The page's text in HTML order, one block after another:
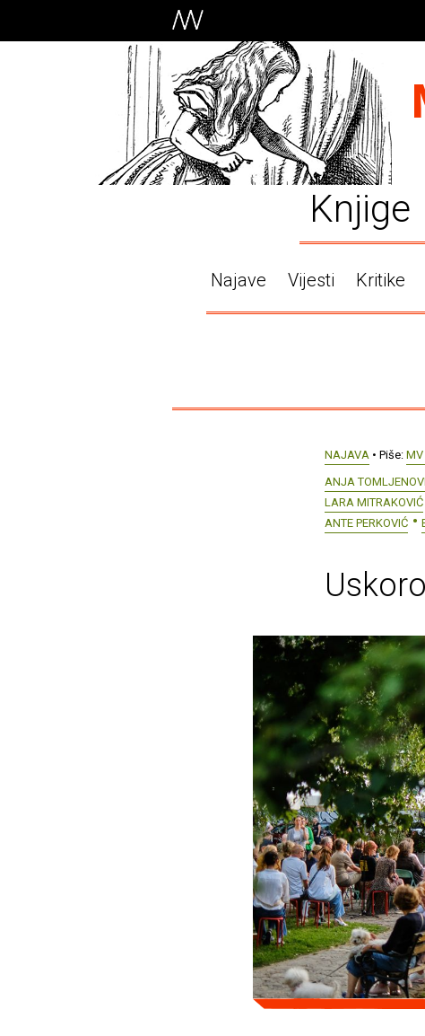
Knjige
Najave Vijesti Kritike
NAJAVA • Piše: MV
ANJA
LARA MITRAKOVIĆ
ANTE PERKOVIĆ